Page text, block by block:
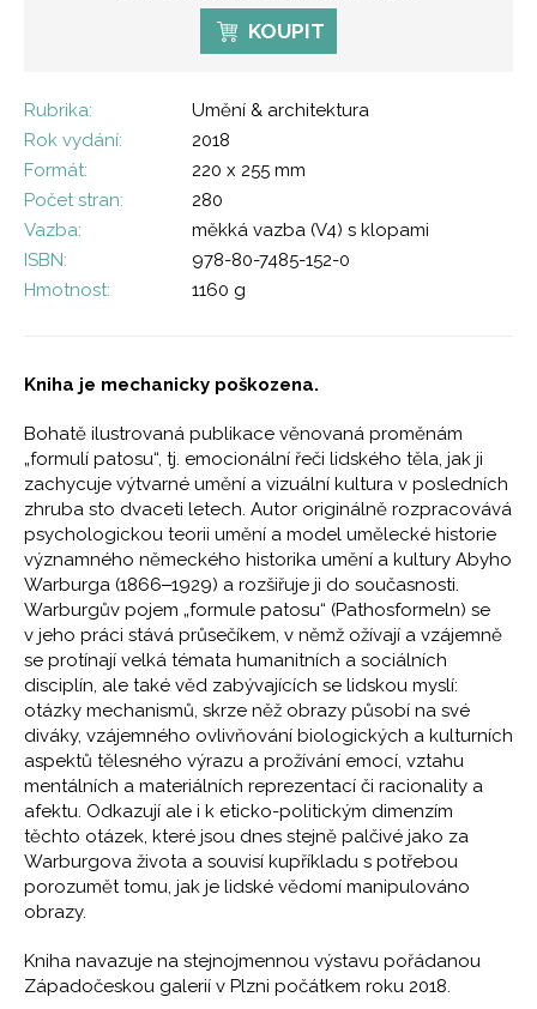
KOUPIT
Rubrika:
Umění & architektura
Rok vydání:
2018
Formát:
220 x 255 mm
Počet stran:
280
Vazba:
měkká vazba (V4) s klopami
ISBN:
978-80-7485-152-0
Hmotnost:
1160 g
Kniha je mechanicky poškozena.
Bohatě ilustrovaná publikace věnovaná proměnám
„formulí patosu“, tj. emocionální řeči lidského těla, jak ji
zachycuje výtvarné umění a vizuální kultura v posledních
zhruba sto dvaceti letech. Autor originálně rozpracovává
psychologickou teorii umění a model umělecké historie
významného německého historika umění a kultury Abyho
Warburga (1866‒1929) a rozšiřuje ji do současnosti.
Warburgův pojem „formule patosu“ (Pathosformeln) se
v jeho práci stává průsečíkem, v němž ožívají a vzájemně
se protínají velká témata humanitních a sociálních
disciplín, ale také věd zabývajících se lidskou myslí:
otázky mechanismů, skrze něž obrazy působí na své
diváky, vzájemného ovlivňování biologických a kulturních
aspektů tělesného výrazu a prožívání emocí, vztahu
mentálních a materiálních reprezentací či racionality a
afektu. Odkazují ale i k eticko-politickým dimenzím
těchto otázek, které jsou dnes stejně palčivé jako za
Warburgova života a souvisí kupříkladu s potřebou
porozumět tomu, jak je lidské vědomí manipulováno
obrazy.
Kniha navazuje na stejnojmennou výstavu pořádanou
Západočeskou galerií v Plzni počátkem roku 2018.